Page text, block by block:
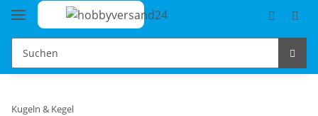
Kugeln & Kegel